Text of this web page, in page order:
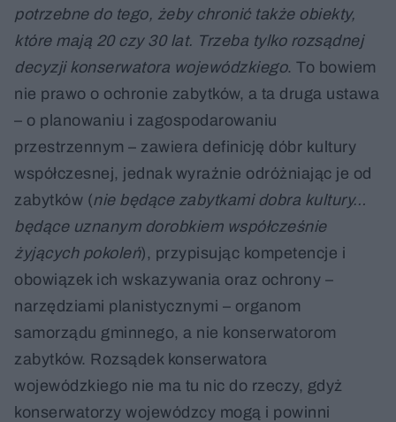
potrzebne do tego, żeby chronić także obiekty,
które mają 20 czy 30 lat. Trzeba tylko rozsądnej
decyzji konserwatora wojewódzkiego. To bowiem
nie prawo o ochronie zabytków, a ta druga ustawa
– o planowaniu i zagospodarowaniu
przestrzennym – zawiera definicję dóbr kultury
współczesnej, jednak wyraźnie odróżniając je od
zabytków (nie będące zabytkami dobra kultury…
będące uznanym dorobkiem współcześnie
żyjących pokoleń), przypisując kompetencje i
obowiązek ich wskazywania oraz ochrony –
narzędziami planistycznymi – organom
samorządu gminnego, a nie konserwatorom
zabytków. Rozsądek konserwatora
wojewódzkiego nie ma tu nic do rzeczy, gdyż
konserwatorzy wojewódzcy mogą i powinni